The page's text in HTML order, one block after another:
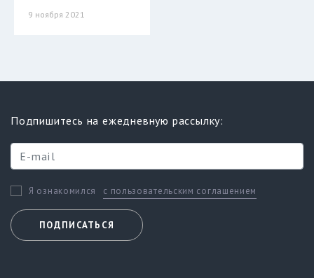
9 ноября 2021
Подпишитесь на ежедневную рассылку:
Я ознакомился с пользовательским соглашением
ПОДПИСАТЬСЯ